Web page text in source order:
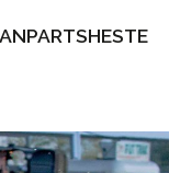
ANPARTSHESTE